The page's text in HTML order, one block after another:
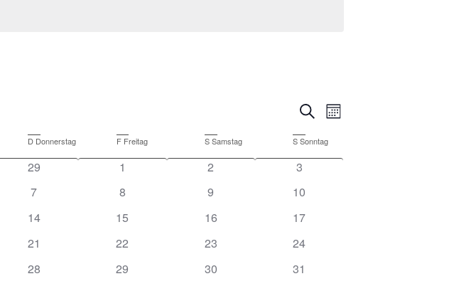
Veranstaltungen
Suche
und
Ansichten,
Navigation
SucheVeranstaltung
Ansichten-
Monat
D Donnerstag F Freitag SSamstag SSonntag
29 1 2
3
7 8 9
10
14 15 16
17
21 22 23
24
28 29 30 31